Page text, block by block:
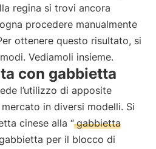
regina si trovi ancora
procedere manualmente
ottenere questo risultato, si
Vediamoli insieme.
con gabbietta
l’utilizzo di apposite
in diversi modelli. Si
cinese alla “ gabbietta
per il blocco di